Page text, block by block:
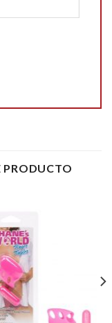
PRODUCTO